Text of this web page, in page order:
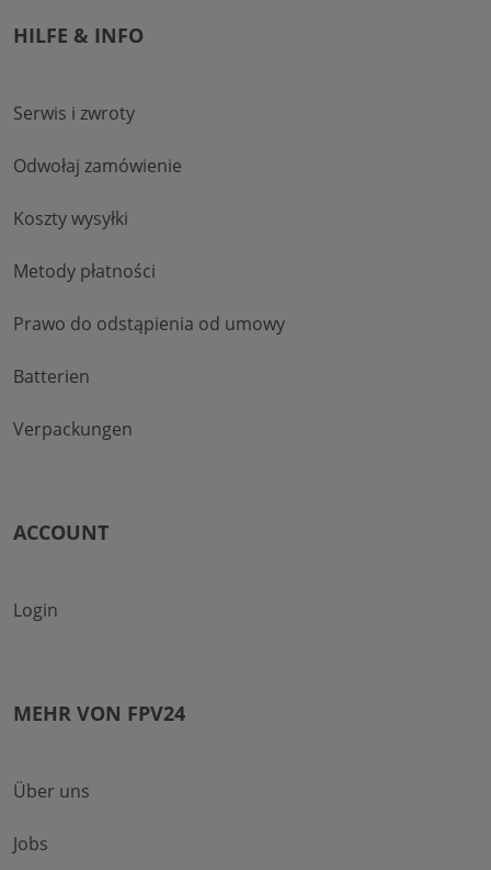
HILFE & INFO
Serwis i zwroty
Odwołaj zamówienie
Koszty wysyłki
Metody płatności
Prawo do odstąpienia od umowy
Batterien
Verpackungen
ACCOUNT
Login
MEHR VON FPV24
Über uns
Jobs